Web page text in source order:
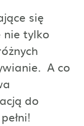
się
nie tylko
A co
do